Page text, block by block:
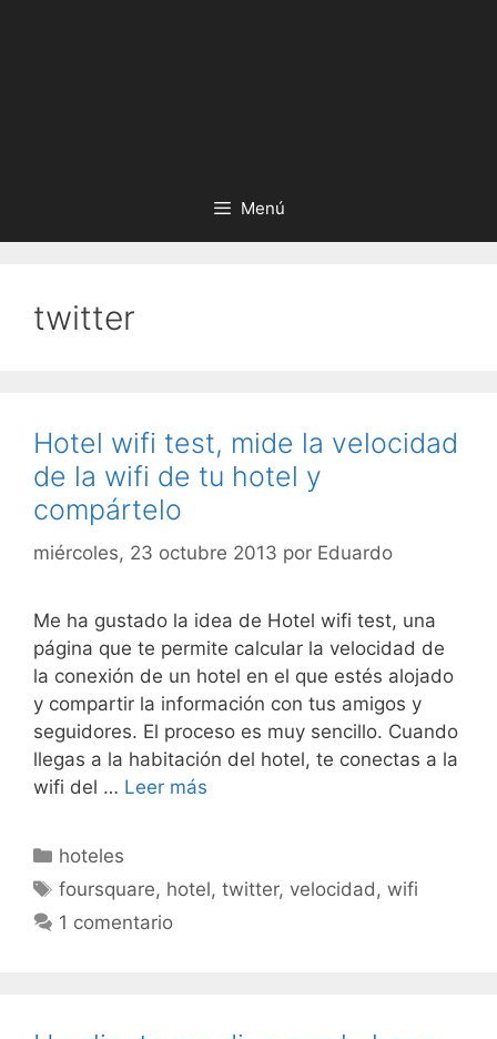
Menú
twitter
Hotel wifi test, mide la velocidad
de la wifi de tu hotel y
compártelo
miércoles, 23 octubre 2013 por Eduardo
Me ha gustado la idea de Hotel wifi test, una
página que te permite calcular la velocidad de
la conexión de un hotel en el que estés alojado
y compartir la información con tus amigos y
seguidores. El proceso es muy sencillo. Cuando
llegas a la habitación del hotel, te conectas a la
wifi del … Leer más
Categorías
hoteles
Etiquetas
foursquare, hotel,twitter, velocidad ,wifi
1 comentario